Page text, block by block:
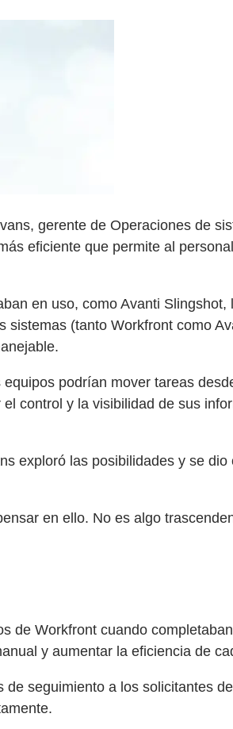
gerente de Operaciones de
eficiente que permite al
en uso, como Avanti
(tanto Workfront como
podrían mover tareas
control y la visibilidad de sus
exploró las posibilidades y se
en ello. No es algo
de Workfront cuando
y aumentar la eficiencia de
seguimiento a los solicitantes